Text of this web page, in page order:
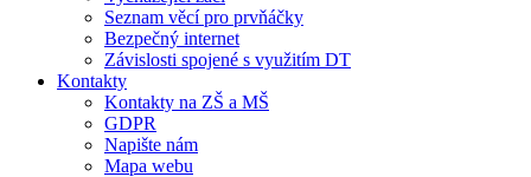
Seznam věcí pro prvňáčky
Bezpečný internet
Závislosti spojené s využitím DT
Kontakty
Kontakty na ZŠ a MŠ
GDPR
Napište nám
Mapa webu